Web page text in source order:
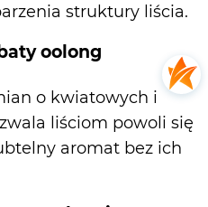
struktury liścia.
oolong
o kwiatowych i
liściom powoli się
aromat bez ich